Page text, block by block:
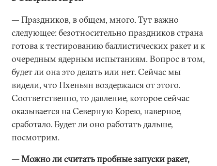
— Праздников, в общем, много. Тут важно
следующее: безотносительно праздников страна
готова к тестированию баллистических ракет и к
очередным ядерным испытаниям. Вопрос в том,
будет ли она это делать или нет. Сейчас мы
видели, что Пхеньян воздержался от этого.
Соответственно, то давление, которое сейчас
оказывается на Северную Корею, наверное,
сработало. Будет ли оно работать дальше,
посмотрим.
— Можно ли считать пробные запуски ракет,